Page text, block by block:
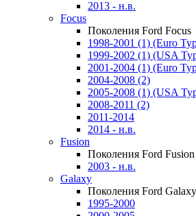
2013 - н.в.
Focus
Поколения Ford Focus
1998-2001 (1) (Euro
1999-2002 (1) (USA
2001-2004 (1) (Euro
2004-2008 (2)
2005-2008 (1) (USA
2008-2011 (2)
2011-2014
2014 - н.в.
Fusion
Поколения Ford Fusion
2003 - н.в.
Galaxy
Поколения Ford Galaxy
1995-2000